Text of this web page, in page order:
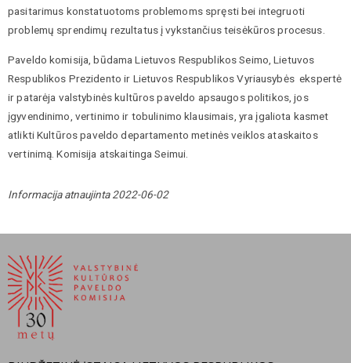
pasitarimus konstatuotoms problemoms spręsti bei integruoti
problemų sprendimų rezultatus į vykstančius teisėkūros procesus.
Paveldo komisija, būdama Lietuvos Respublikos Seimo, Lietuvos
Respublikos Prezidento ir Lietuvos Respublikos Vyriausybės ekspertė
ir patarėja valstybinės kultūros paveldo apsaugos politikos, jos
įgyvendinimo, vertinimo ir tobulinimo klausimais, yra įgaliota kasmet
atlikti Kultūros paveldo departamento metinės veiklos ataskaitos
vertinimą. Komisija atskaitinga Seimui.
Informacija atnaujinta 2022-06-02